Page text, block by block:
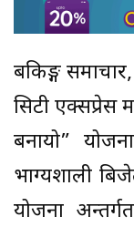
बैंकिङ्ग
सिटी एक्सप्रेस
बनायो”
भाग्यशाली
योजना